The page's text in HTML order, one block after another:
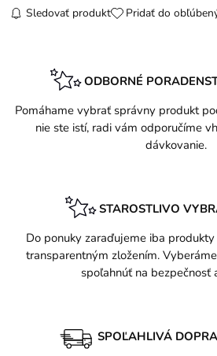
Sledovať produkt Pridať do
ODBORNÉ
Pomáhame vybrať správny produkt
nie ste istí, radi vám odporučíme
dávkovanie.
STAROSTLIVO
Do ponuky zaraďujeme iba
transparentným zložením.
spoľahnúť na bezpečnosť
SPOĽAHLIVÁ